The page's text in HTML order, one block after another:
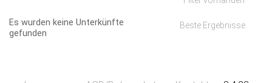
Es wurden keine Unterkünfte
gefunden
Beste Ergebnisse